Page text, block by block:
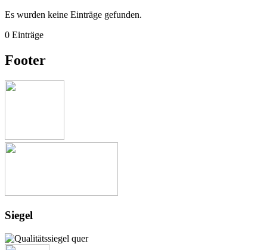
Es wurden keine Einträge gefunden.
0 Einträge
Footer
Siegel